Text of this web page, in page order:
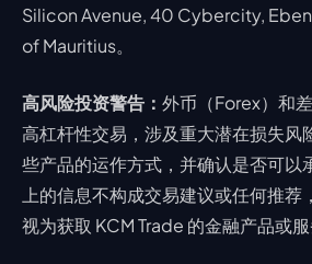
Silicon Avenue, 40 Cybercity,
of Mauritius。
高风险投资警告： 外币（Forex）和
高杠杆性交易，涉及重大潜在损失风
些产品的运作方式，并确认是否可以
上的信息不构成交易建议或任何推荐
视为获取 KCM Trade 的金融产品或服